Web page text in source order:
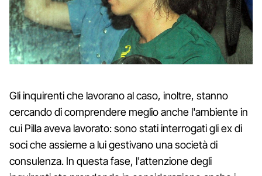
Gli inquirenti che lavorano al caso, inoltre, stanno
cercando di comprendere meglio anche l'ambiente in
cui Pilla aveva lavorato: sono stati interrogati gli ex di
soci che assieme a lui gestivano una società di
consulenza. In questa fase, l'attenzione degli